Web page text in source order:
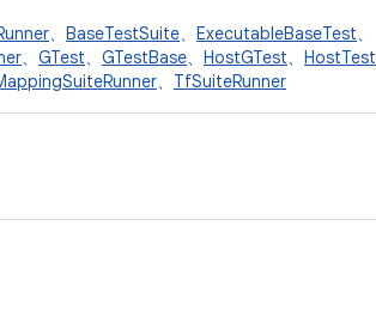
、 BaseTestSuite、 ExecutableBaseTest、
、 GTest、 GTestBase、 HostGTest、 HostTest
、 TfSuiteRunner